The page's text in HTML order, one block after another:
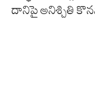
దానిపై అనిశ్చితి